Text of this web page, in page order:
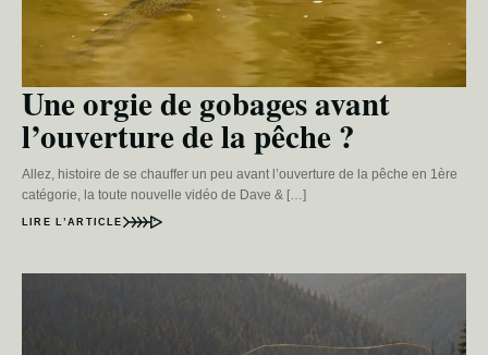
Une orgie de gobages avant
l’ouverture de la pêche ?
Allez, histoire de se chauffer un peu avant l’ouverture de la pêche en 1ère
catégorie, la toute nouvelle vidéo de Dave & […]
LIRE L’ARTICLE